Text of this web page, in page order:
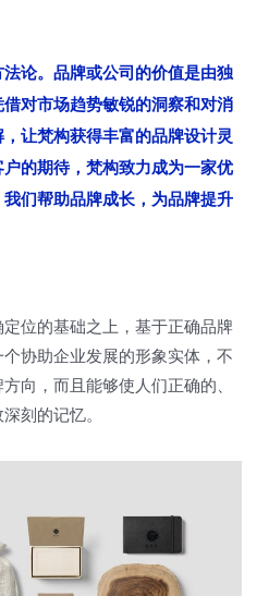
论。品牌或公司的价值是由独
对市场趋势敏锐的洞察和对消
让梵构获得丰富的品牌设计灵
的期待，梵构致力成为一家优
们帮助品牌成长，为品牌提升
位的基础之上，基于正确品牌
协助企业发展的形象实体，不
向，而且能够使人们正确的、
刻的记忆。